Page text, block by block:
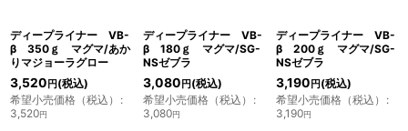
ディープライナー VB-
β 350ｇ マグマ/あか
りマジョーラグロー
3,520 円 (税込)
希望小売価格（税込） :
3,520円
ディープライナー VB-
β 180ｇ マグマ/SG-
NSゼブラ
3,080 円(税込)
希望小売価格（税込） :
3,080円
ディープライナー VB-
β 200ｇ マグマ/SG-
NSゼブラ
3,190 円(税込)
希望小売価格（税込） :
3,190円